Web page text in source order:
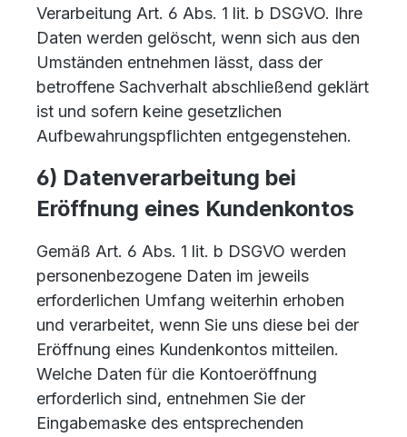
Verarbeitung Art. 6 Abs. 1 lit. b DSGVO. Ihre
Daten werden gelöscht, wenn sich aus den
Umständen entnehmen lässt, dass der
betroffene Sachverhalt abschließend geklärt
ist und sofern keine gesetzlichen
Aufbewahrungspflichten entgegenstehen.
6) Datenverarbeitung bei
Eröffnung eines Kundenkontos
Gemäß Art. 6 Abs. 1 lit. b DSGVO werden
personenbezogene Daten im jeweils
erforderlichen Umfang weiterhin erhoben
und verarbeitet, wenn Sie uns diese bei der
Eröffnung eines Kundenkontos mitteilen.
Welche Daten für die Kontoeröffnung
erforderlich sind, entnehmen Sie der
Eingabemaske des entsprechenden